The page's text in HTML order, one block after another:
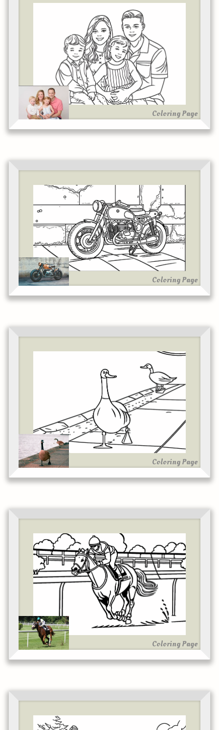
Coloring Page
Coloring Page
Coloring Page
Coloring Page